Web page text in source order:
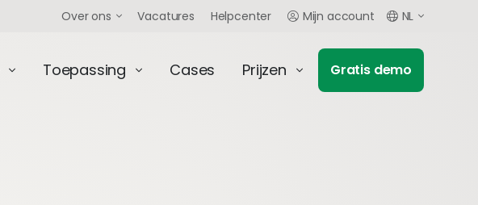
Over ons Vacatures Helpcenter Mijn account NL
Toepassing Cases Prijzen Gratis demo